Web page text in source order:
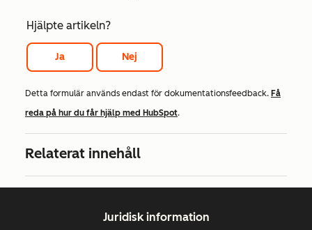
Hjälpte artikeln?
Ja Nej
Detta formulär används endast för dokumentationsfeedback. Få
reda på hur du får hjälp med HubSpot.
Relaterat innehåll
Juridisk information